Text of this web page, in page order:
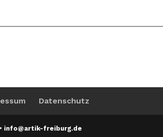
Datenschutz
info@artik-freiburg.de